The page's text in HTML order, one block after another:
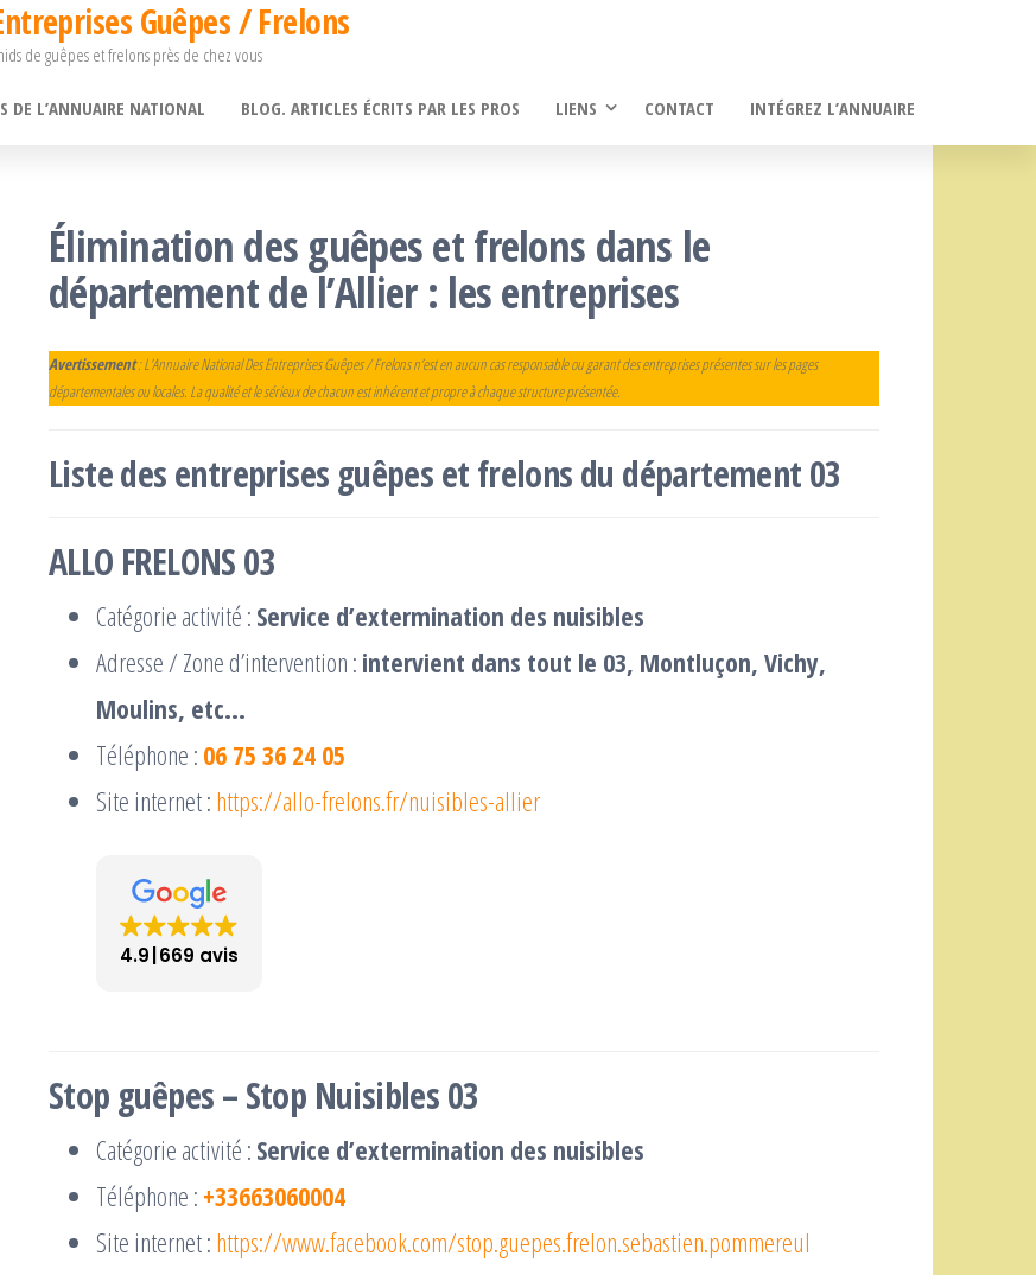
Guêpes / Frelons
de guêpes et frelons près de chez vous
DE L’ANNUAIRE NATIONAL BLOG. ARTICLES ÉCRITS PAR LES PROS LIENS CONTACT INTÉGREZ L’ANNUAIRE
Élimination des guêpes et frelons dans le
département de l’Allier : les entreprises
Avertissement: L’Annuaire National Des Entreprises Guêpes / Frelons n’est en aucun cas responsable ou garant des entreprises présentes sur les pages
départementales ou locales. La qualité et le sérieux de chacun est inhérent et propre à chaque structure présentée.
Liste des entreprises guêpes et frelons du département 03
ALLO FRELONS 03
Catégorie activité : Service d’extermination des nuisibles
Adresse / Zone d’intervention : intervient dans tout le 03, Montluçon, Vichy,
Moulins, etc…
Téléphone : 06 75 36 24 05
Site internet : https://allo-frelons.fr/nuisibles-allier
4.9 669 avis
Stop guêpes – Stop Nuisibles 03
Catégorie activité : Service d’extermination des nuisibles
Téléphone : +33663060004
Site internet : https://www.facebook.com/stop.guepes.frelon.sebastien.pommereul